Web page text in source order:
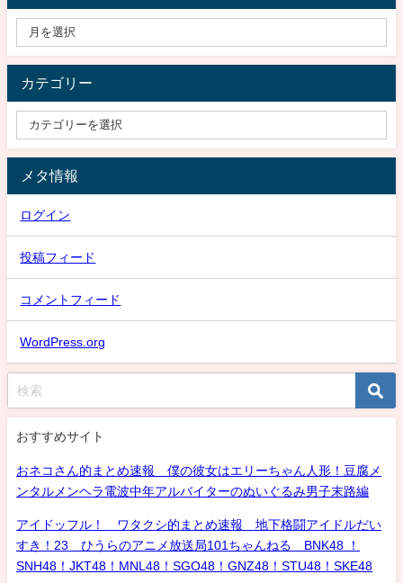
カテゴリー
メタ情報
ログイン
投稿フィード
コメントフィード
WordPress.org
おすすめサイト
おネコさん的まとめ速報 僕の彼女はエリーちゃん人形！豆腐メ
ンタルメンヘラ電波中年アルバイターのぬいぐるみ男子末路編
アイドッフル！ ワタクシ的まとめ速報 地下格闘アイドルだい
すき！23 ひうらのアニメ放送局101ちゃんねる BNK48 ！
SNH48！JKT48！MNL48！SGO48！GNZ48！STU48！SKE48